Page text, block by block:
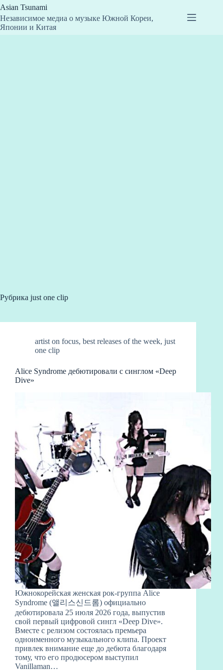
Перейти
к
сути
Asian Tsunami
Независимое медиа о музыке Южной Кореи,
Японии и Китая
Рубрика just one clip
artist on focus, best releases of the week, just
one clip
Alice Syndrome дебютировали с синглом «Deep
Dive»
Южнокорейская женская рок-группа Alice
Syndrome (앨리스신드롬) официально
дебютировала 25 июля 2026 года, выпустив
свой первый цифровой сингл «Deep Dive».
Вместе с релизом состоялась премьера
одноименного музыкального клипа. Проект
привлек внимание еще до дебюта благодаря
тому, что его продюсером выступил
Vanillaman…